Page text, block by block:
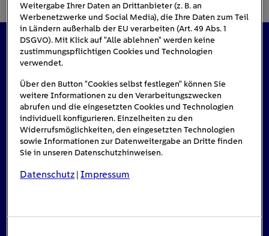
Das könnte Sie auch interessieren
#Solarenergie
Weitergabe Ihrer Daten an Drittanbieter (z. B. an
Werbenetzwerke und Social Media), die Ihre Daten zum Teil
in Ländern außerhalb der EU verarbeiten (Art. 49 Abs. 1
DSGVO). Mit Klick auf "Alle ablehnen" werden keine
zustimmungspflichtigen Cookies und Technologien
verwendet.
Über den Button "Cookies selbst festlegen" können Sie
weitere Informationen zu den Verarbeitungszwecken
abrufen und die eingesetzten Cookies und Technologien
individuell konfigurieren. Einzelheiten zu den
Widerrufsmöglichkeiten, den eingesetzten Technologien
sowie Informationen zur Datenweitergabe an Dritte finden
Sie in unseren Datenschutzhinweisen.
Datenschutz |Impressum